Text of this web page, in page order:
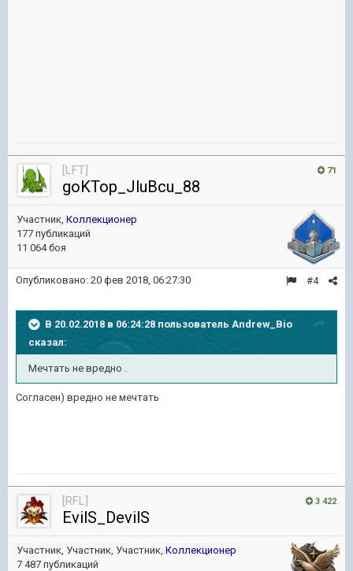
71
[LFT]
goKTop_JluBcu_88
Участник, Коллекционер
177 публикаций
11 064 боя
#4
Опубликовано: 20 фев 2018, 06:27:30
В 20.02.2018 в 06:24:28 пользователь Andrew_Bio
сказал:
Мечтать не вредно .
Согласен) вредно не мечтать
3 422
[RFL]
EvilS_DevilS
Участник, Участник, Участник, Коллекционер
7 487 публикаций